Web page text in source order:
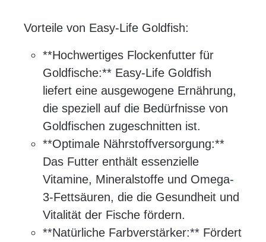
Vorteile von Easy-Life Goldfish:
**Hochwertiges Flockenfutter für
Goldfische:** Easy-Life Goldfish
liefert eine ausgewogene Ernährung,
die speziell auf die Bedürfnisse von
Goldfischen zugeschnitten ist.
**Optimale Nährstoffversorgung:**
Das Futter enthält essenzielle
Vitamine, Mineralstoffe und Omega-
3-Fettsäuren, die die Gesundheit und
Vitalität der Fische fördern.
**Natürliche Farbverstärker:** Fördert